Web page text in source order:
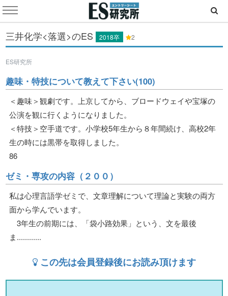
三井化学<落選>のES 2018卒 2
ES研究所
趣味・特技について教えて下さい(100)
＜趣味＞観劇です。上京してから、ブロードウェイや宝塚の
公演を観に行くようになりました。
＜特技＞空手道です。小学校5年生から８年間続け、高校2年
生の時には黒帯を取得しました。
86
ゼミ・専攻の内容（２００）
私は心理言語学ゼミで、文章理解について理論と実験の両方
面から学んでいます。
3年生の前期には、「袋小路効果」という、文を最後
ま............
この先は会員登録後にお読み頂けます